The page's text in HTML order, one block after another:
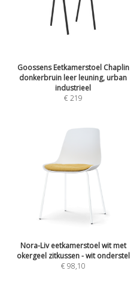
Goossens Eetkamerstoel Chaplin
donkerbruin leer leuning, urban
industrieel
€219
Nora-Liv eetkamerstoel wit met
okergeel zitkussen - wit onderstel
€98,10